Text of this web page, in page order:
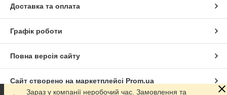
Доставка та оплата
Графік роботи
Повна версія сайту
Сайт створено на маркетплейсі Prom.ua
Зараз у компанії неробочий час. Замовлення та